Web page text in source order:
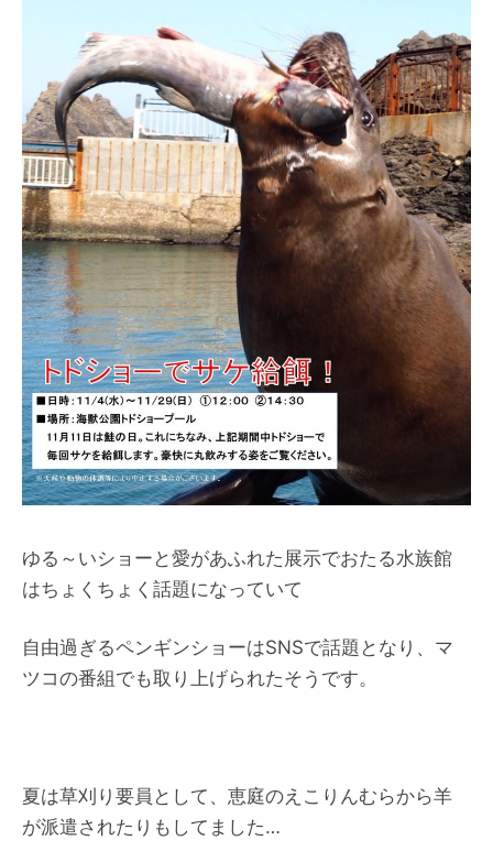
ゆる～いショーと愛があふれた展示でおたる水族館
はちょくちょく話題になっていて
自由過ぎるペンギンショーはSNSで話題となり、マ
ツコの番組でも取り上げられたそうです。
夏は草刈り要員として、恵庭のえこりんむらから羊
が派遣されたりもしてました…